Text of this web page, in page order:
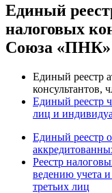
Единый
налоговых
Союза «ПНК»
Единый реестр
Единый реестр
лиц и
Единый реестр
Реестр
ведению учета
третьих лиц